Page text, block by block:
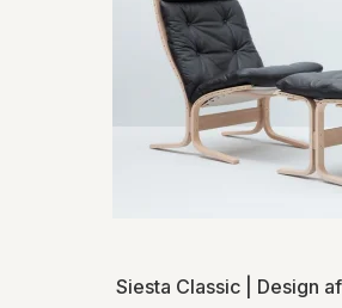
Siesta Classic | Design af